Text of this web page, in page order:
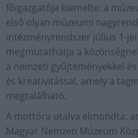
főigazgatója kiemelte: a
első olyan múzeumi
intézményrendszer július 1-
megmutathatja a
a nemzeti gyűjteményekkel
és kreativitással, amely a
megtalálható.
A mottóra utalva elmondta:
Magyar Nemzeti Múzeum